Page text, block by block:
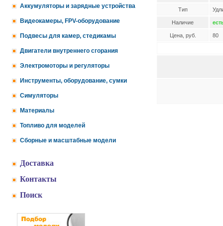
Аккумуляторы и зарядные устройства
Видеокамеры, FPV-оборудование
Подвесы для камер, стедикамы
Двигатели внутреннего сгорания
Электромоторы и регуляторы
Инструменты, оборудование, сумки
Симуляторы
Материалы
Топливо для моделей
Сборные и масштабные модели
Доставка
Контакты
Поиск
Тип
Наличие
Цена, руб. 80